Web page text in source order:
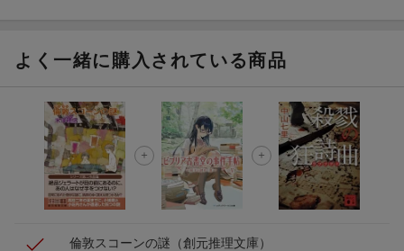
ト山分け
楽天モバイル紹介キャンペーンの拡散で300円OFFクーポン
進呈
条件達成で楽天限定・宝塚歌劇 宙組貸切公演ペアチケット
が当たる
よく一緒に購入されている商品
倫敦スコーンの謎 （創元推理文庫）